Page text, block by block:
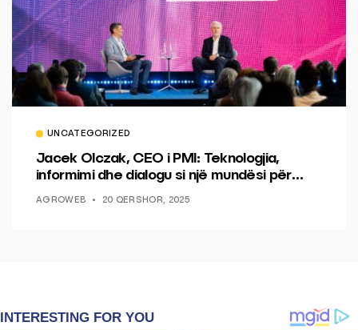
UNCATEGORIZED
Jacek Olczak, CEO i PMI: Teknologjia,
informimi dhe dialogu si një mundësi për
AGROWEB 20 QERSHOR, 2025